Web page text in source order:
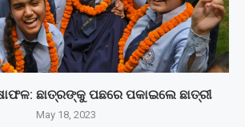
ଛାତ୍ରଙ୍କୁ ପଛରେ ପକାଇଲେ ଛାତ୍ରୀ
May 18, 2023